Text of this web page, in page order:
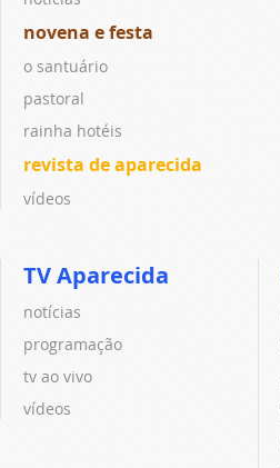
novena e festa
o santuário
pastoral
rainha hotéis
revista de aparecida
vídeos
TV Aparecida
notícias
programação
tv ao vivo
vídeos